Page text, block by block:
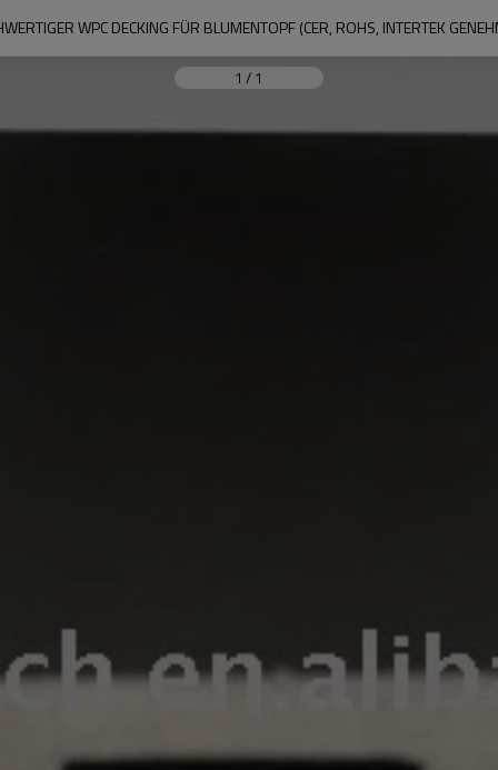
WPC DECKING FÜR BLUMENTOPF (CER, ROHS, INTERTEK
1 / 1